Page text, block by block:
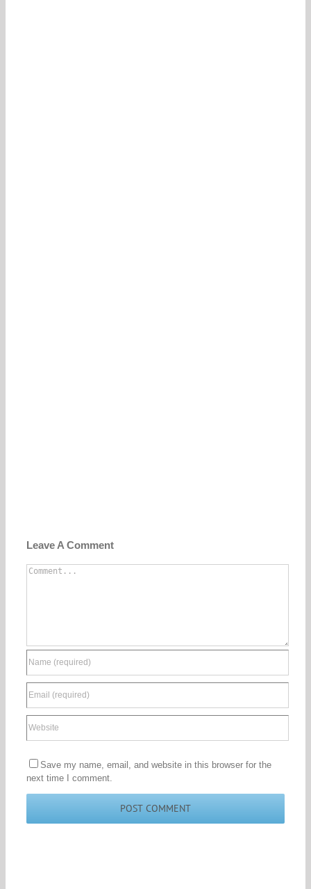
Leave A Comment
Comment
Save my name, email, and website in this browser for the
next time I comment.